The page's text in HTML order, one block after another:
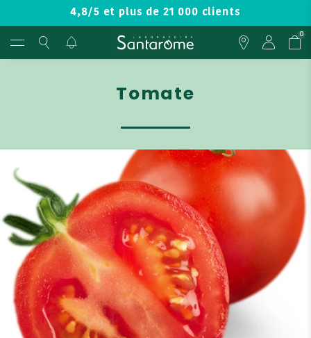
4,8/5 et plus de 21 000 clients
0
Tomate